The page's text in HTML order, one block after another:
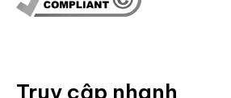
Truy cập nhanh